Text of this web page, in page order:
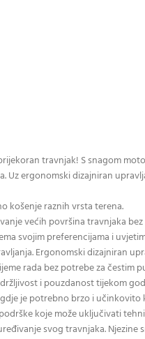
travnjak! S snagom
ergonomski dizajniran
košenje raznih vrsta terena.
većih površina travnjaka
svojim preferencijama i
Ergonomski dizajniran
rada bez potrebe za čestim
i pouzdanost tijekom
je potrebno brzo i učinkovito
koje može uključivati
svog travnjaka.